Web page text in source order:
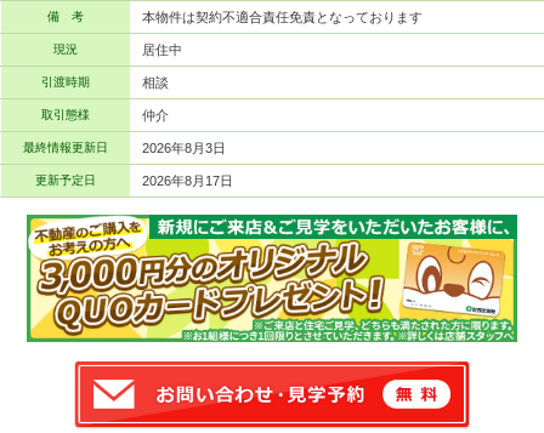
備 考 本物件は契約不適合責任免責となっております
現況 居住中
引渡時期 相談
取引態様 仲介
最終情報更新日 2026年8月3日
更新予定日 2026年8月17日